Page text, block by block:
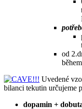
od
Uvedené
bilanci tekutin určujeme
dopamin +